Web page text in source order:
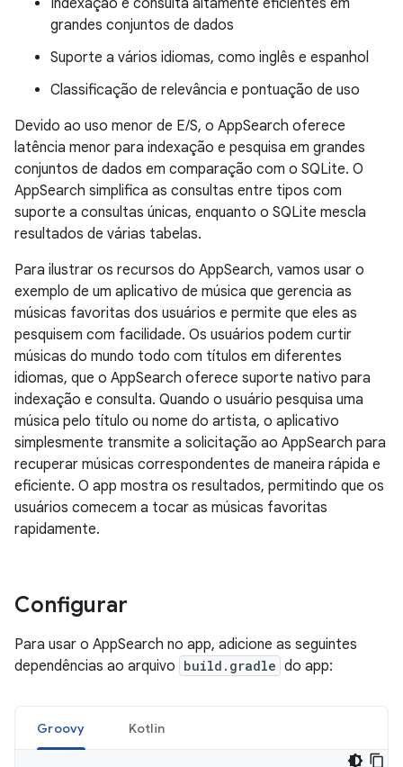
Indexação e consulta altamente eficientes em
grandes conjuntos de dados
Suporte a vários idiomas, como inglês e espanhol
Classificação de relevância e pontuação de uso
Devido ao uso menor de E/S, o AppSearch oferece
latência menor para indexação e pesquisa em grandes
conjuntos de dados em comparação com o SQLite. O
AppSearch simplifica as consultas entre tipos com
suporte a consultas únicas, enquanto o SQLite mescla
resultados de várias tabelas.
Para ilustrar os recursos do AppSearch, vamos usar o
exemplo de um aplicativo de música que gerencia as
músicas favoritas dos usuários e permite que eles as
pesquisem com facilidade. Os usuários podem curtir
músicas do mundo todo com títulos em diferentes
idiomas, que o AppSearch oferece suporte nativo para
indexação e consulta. Quando o usuário pesquisa uma
música pelo título ou nome do artista, o aplicativo
simplesmente transmite a solicitação ao AppSearch para
recuperar músicas correspondentes de maneira rápida e
eficiente. O app mostra os resultados, permitindo que os
usuários comecem a tocar as músicas favoritas
rapidamente.
Configurar
Para usar o AppSearch no app, adicione as seguintes
dependências ao arquivo build.gradle do app:
Groovy Kotlin